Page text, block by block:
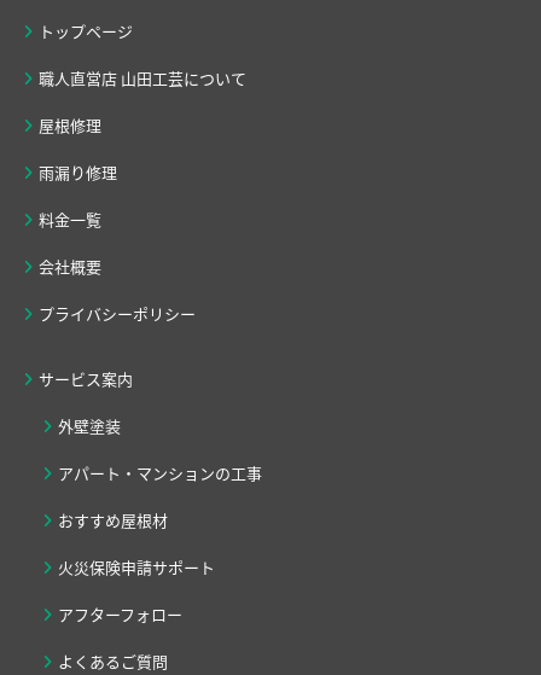
トップページ
職人直営店 山田工芸について
屋根修理
雨漏り修理
料金一覧
会社概要
プライバシーポリシー
サービス案内
外壁塗装
アパート・マンションの工事
おすすめ屋根材
火災保険申請サポート
アフターフォロー
よくあるご質問